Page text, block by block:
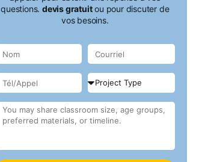
questions.devis gratuitou pour discuter de
vos besoins.